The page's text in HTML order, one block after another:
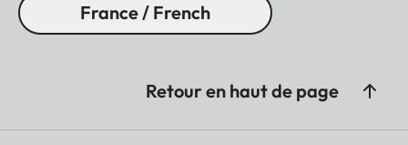
France / French
Retour en haut de page